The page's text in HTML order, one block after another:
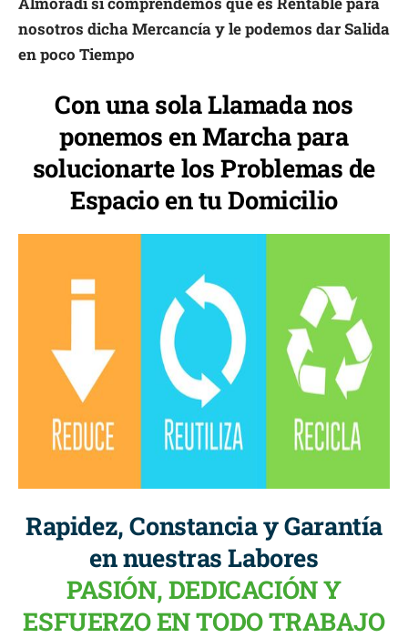
nosotros dicha Mercancía y le podemos dar Salida
en poco Tiempo
Con una sola Llamada nos
ponemos en Marcha para
solucionarte los Problemas de
Espacio en tu Domicilio
Rapidez, Constancia y Garantía
en nuestras Labores
PASIÓN, DEDICACIÓN Y
ESFUERZO EN TODO TRABAJO